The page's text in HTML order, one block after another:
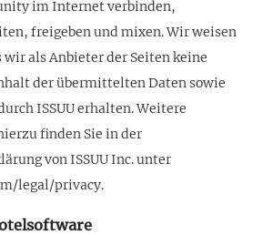
im Internet verbinden,
freigeben und mixen. Wir weisen
wir als Anbieter der Seiten keine
der übermittelten Daten sowie
ISSUU erhalten. Weitere
finden Sie in der
von ISSUU Inc. unter
legal/privacy.